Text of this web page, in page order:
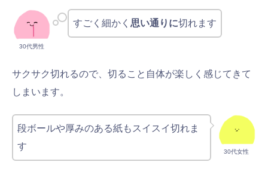
30代男性
すごく細かく思い通りに切れます
サクサク切れるので、切ること自体が楽しく感じてきて
しまいます。
30代女性
段ボールや厚みのある紙もスイスイ切れま
す